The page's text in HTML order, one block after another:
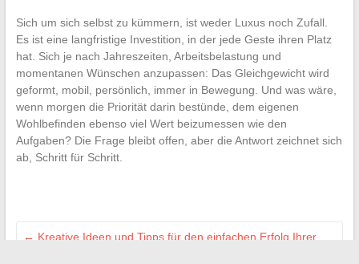
Sich um sich selbst zu kümmern, ist weder Luxus noch Zufall.
Es ist eine langfristige Investition, in der jede Geste ihren Platz
hat. Sich je nach Jahreszeiten, Arbeitsbelastung und
momentanen Wünschen anzupassen: Das Gleichgewicht wird
geformt, mobil, persönlich, immer in Bewegung. Und was wäre,
wenn morgen die Priorität darin bestünde, dem eigenen
Wohlbefinden ebenso viel Wert beizumessen wie den
Aufgaben? Die Frage bleibt offen, aber die Antwort zeichnet sich
ab, Schritt für Schritt.
← Kreative Ideen und Tipps für den einfachen Erfolg Ihrer